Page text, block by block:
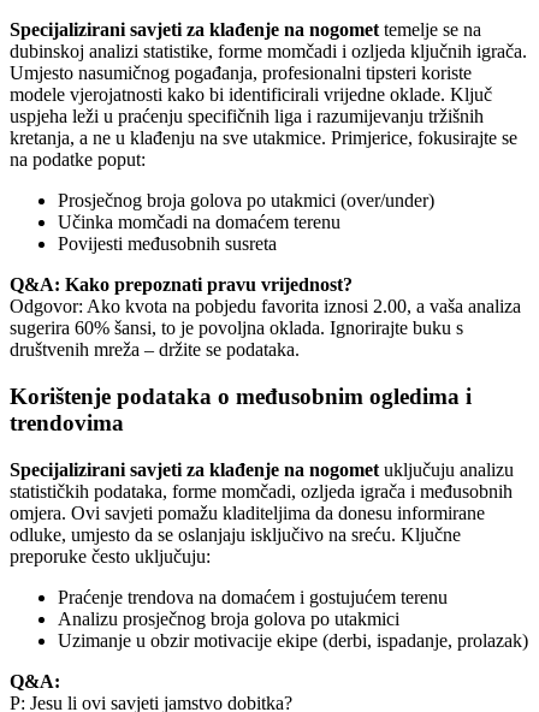
Specijalizirani savjeti za klađenje na nogomet temelje se na
dubinskoj analizi statistike, forme momčadi i ozljeda ključnih igrača.
Umjesto nasumičnog pogađanja, profesionalni tipsteri koriste
modele vjerojatnosti kako bi identificirali vrijedne oklade. Ključ
uspjeha leži u praćenju specifičnih liga i razumijevanju tržišnih
kretanja, a ne u klađenju na sve utakmice. Primjerice, fokusirajte se
na podatke poput:
Prosječnog broja golova po utakmici (over/under)
Učinka momčadi na domaćem terenu
Povijesti međusobnih susreta
Q&A: Kako prepoznati pravu vrijednost?
Odgovor: Ako kvota na pobjedu favorita iznosi 2.00, a vaša analiza
sugerira 60% šansi, to je povoljna oklada. Ignorirajte buku s
društvenih mreža – držite se podataka.
Korištenje podataka o međusobnim ogledima i
trendovima
Specijalizirani savjeti za klađenje na nogomet uključuju analizu
statističkih podataka, forme momčadi, ozljeda igrača i međusobnih
omjera. Ovi savjeti pomažu kladiteljima da donesu informirane
odluke, umjesto da se oslanjaju isključivo na sreću. Ključne
preporuke često uključuju:
Praćenje trendova na domaćem i gostujućem terenu
Analizu prosječnog broja golova po utakmici
Uzimanje u obzir motivacije ekipe (derbi, ispadanje, prolazak)
Q&A:
P: Jesu li ovi savjeti jamstvo dobitka?